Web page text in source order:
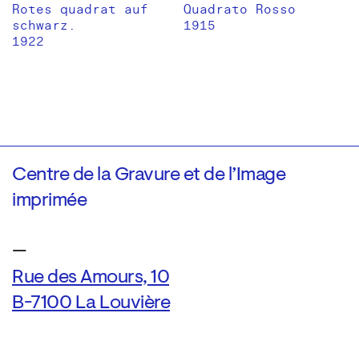
Rotes quadrat auf
schwarz.
1922
Quadrato Rosso
1915
Centre de la Gravure et de l’Image
imprimée
—
Rue des Amours, 10
B-7100 La Louvière